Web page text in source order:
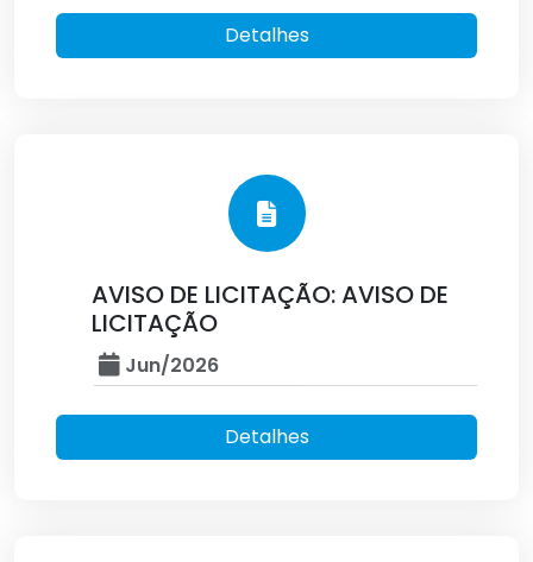
Detalhes
AVISO DE LICITAÇÃO: AVISO DE
LICITAÇÃO
Jun/2026
Detalhes